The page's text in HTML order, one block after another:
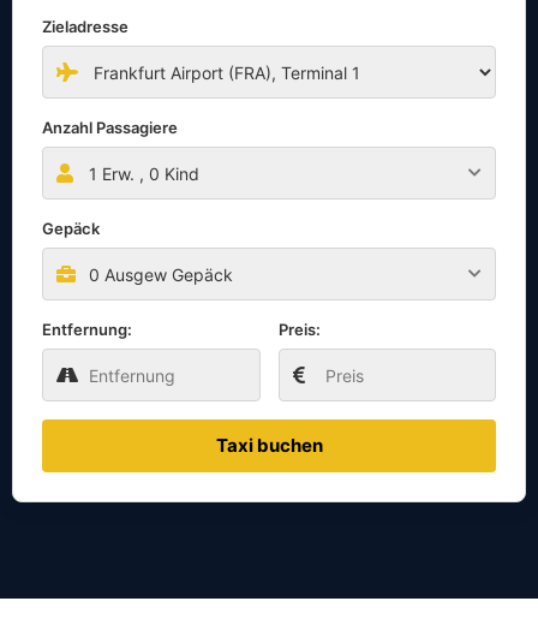
Zieladresse
Anzahl Passagiere
1 Erw. , 0 Kind
Gepäck
0 Ausgew Gepäck
Entfernung: Preis:
Taxi buchen